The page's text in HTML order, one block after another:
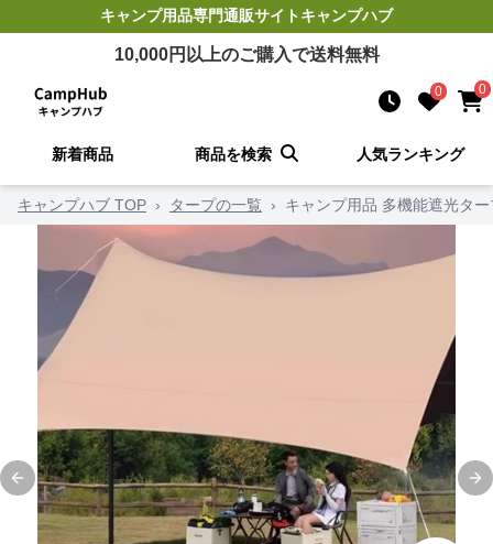
キャンプ用品専門通販サイトキャンプハブ
10,000円以上のご購入で送料無料
0 0
新着商品 商品を検索 人気ランキング
キャンプハブ TOP › タープの一覧 › キャンプ用品 多機能遮光タ
Previous slide